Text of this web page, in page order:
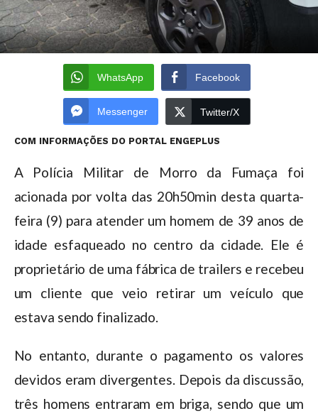
WhatsApp Facebook
Messenger Twitter/X
COM INFORMAÇÕES DO PORTAL ENGEPLUS
A Polícia Militar de Morro da Fumaça foi
acionada por volta das 20h50min desta quarta-
feira (9) para atender um homem de 39 anos de
idade esfaqueado no centro da cidade. Ele é
proprietário de uma fábrica de trailers e recebeu
um cliente que veio retirar um veículo que
estava sendo finalizado.
No entanto, durante o pagamento os valores
devidos eram divergentes. Depois da discussão,
três homens entraram em briga, sendo que um